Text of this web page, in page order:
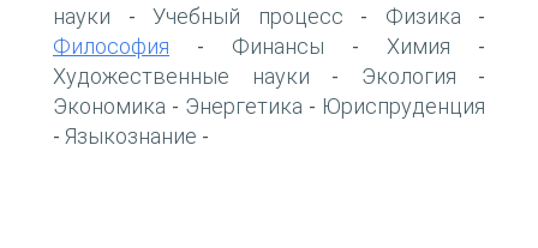
науки - Учебный процесс - Физика -
Философия - Финансы - Химия -
Художественные науки - Экология -
Экономика - Энергетика - Юриспруденция
- Языкознание -